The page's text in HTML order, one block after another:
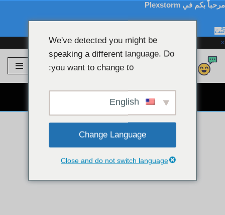
مرحباً بكم في Plexstorm
ثَبَّتَ
×
تخطى
💖 موديلات VIP
دردشة كاميرا ويب مجانية 👉
We've detected you might be
speaking a different language. Do
you want to change to:
Change Language
Close and do not switch language